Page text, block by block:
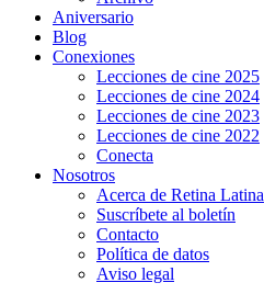
Aniversario
Blog
Conexiones
Lecciones de cine 2025
Lecciones de cine 2024
Lecciones de cine 2023
Lecciones de cine 2022
Conecta
Nosotros
Acerca de Retina Latina
Suscríbete al boletín
Contacto
Política de datos
Aviso legal